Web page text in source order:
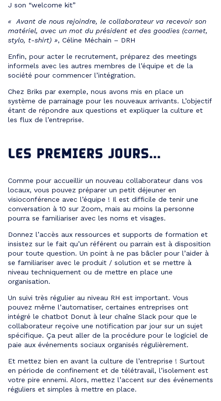
J son “welcome kit”
« Avant de nous rejoindre, le collaborateur va recevoir son
matériel, avec un mot du président et des goodies (carnet,
stylo, t-shirt) », Céline Méchain – DRH
Enfin, pour acter le recrutement, préparez des meetings
informels avec les autres membres de l’équipe et de la
société pour commencer l’intégration.
Chez Briks par exemple, nous avons mis en place un
système de parrainage pour les nouveaux arrivants. L’objectif
étant de répondre aux questions et expliquer la culture et
les flux de l’entreprise.
LES PREMIERS JOURS…
Comme pour accueillir un nouveau collaborateur dans vos
locaux, vous pouvez préparer un petit déjeuner en
visioconférence avec l’équipe ! Il est difficile de tenir une
conversation à 10 sur Zoom, mais au moins la personne
pourra se familiariser avec les noms et visages.
Donnez l’accès aux ressources et supports de formation et
insistez sur le fait qu’un référent ou parrain est à disposition
pour toute question. Un point à ne pas bâcler pour l’aider à
se familiariser avec le produit / solution et se mettre à
niveau techniquement ou de mettre en place une
organisation.
Un suivi très régulier au niveau RH est important. Vous
pouvez même l’automatiser, certaines entreprises ont
intégré le chatbot Donut à leur chaîne Slack pour que le
collaborateur reçoive une notification par jour sur un sujet
spécifique. Ça peut aller de la procédure pour le logiciel de
paie aux événements sociaux organisés régulièrement.
Et mettez bien en avant la culture de l’entreprise ! Surtout
en période de confinement et de télétravail, l’isolement est
votre pire ennemi. Alors, mettez l’accent sur des événements
réguliers et simples à mettre en place.